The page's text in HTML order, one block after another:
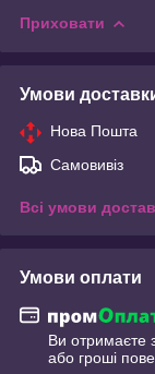
Приховати
Умови
Нова Пошта
Самовивіз
Всі умови
Умови оплати
Ви отримаєте
або гроші